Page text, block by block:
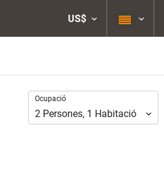
US$
Ocupació
Ocupació
2 Persones, 1 Habitació